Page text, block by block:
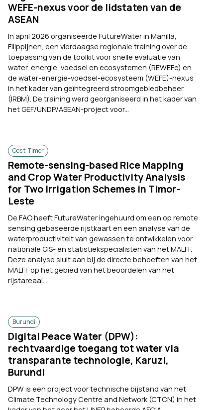
WEFE-nexus voor de lidstaten van de
ASEAN
In april 2026 organiseerde FutureWater in Manilla,
Filippijnen, een vierdaagse regionale training over de
toepassing van de toolkit voor snelle evaluatie van
water, energie, voedsel en ecosystemen (REWEFe) en
de water-energie-voedsel-ecosysteem (WEFE)-nexus
in het kader van geïntegreerd stroomgebiedbeheer
(IRBM). De training werd georganiseerd in het kader van
het GEF/UNDP/ASEAN-project voor...
Oost-Timor
Remote-sensing-based Rice Mapping
and Crop Water Productivity Analysis
for Two Irrigation Schemes in Timor-
Leste
De FAO heeft FutureWater ingehuurd om een op remote
sensing gebaseerde rijstkaart en een analyse van de
waterproductiviteit van gewassen te ontwikkelen voor
nationale GIS- en statistiekspecialisten van het MALFF.
Deze analyse sluit aan bij de directe behoeften van het
MALFF op het gebied van het beoordelen van het
rijstareaal...
Burundi
Digital Peace Water (DPW):
rechtvaardige toegang tot water via
transparante technologie, Karuzi,
Burundi
DPW is een project voor technische bijstand van het
Climate Technology Centre and Network (CTCN) in het